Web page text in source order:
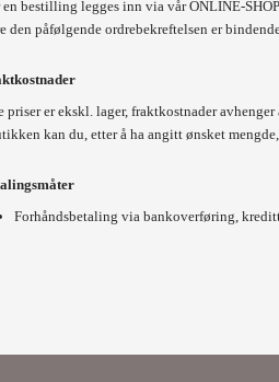
en bestilling legges inn via vårONLINE-SHOP
den påfølgende ordrebekreftelsen er
priser er ekskl. lager, fraktkostnader avhenger
kan du, etter å ha angitt ønsket
Forhåndsbetaling via bankoverføring,